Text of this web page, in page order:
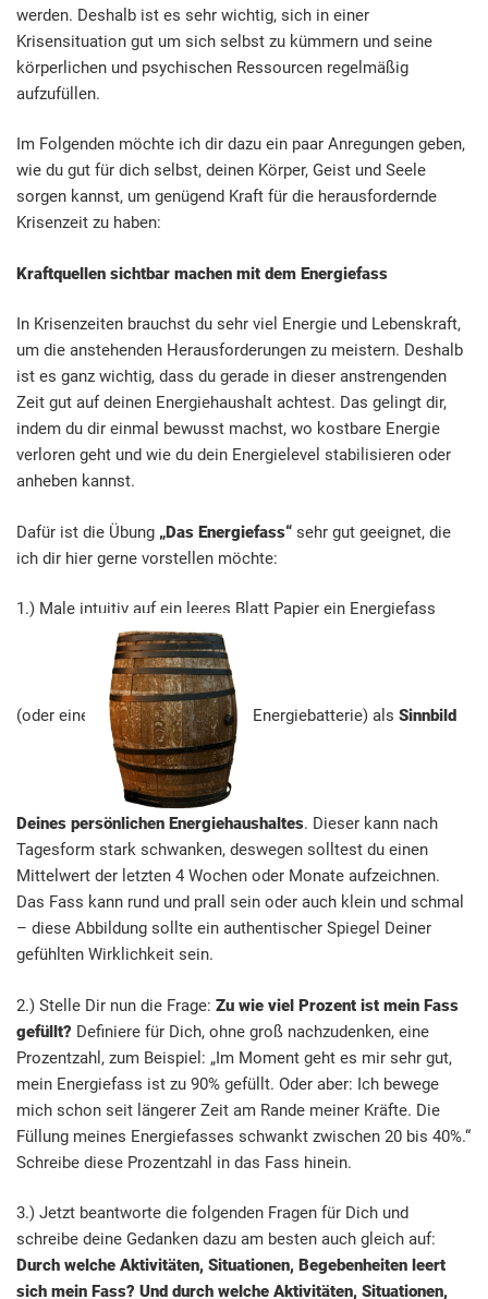
werden. Deshalb ist es sehr wichtig, sich in einer
Krisensituation gut um sich selbst zu kümmern und seine
körperlichen und psychischen Ressourcen regelmäßig
aufzufüllen.
Im Folgenden möchte ich dir dazu ein paar Anregungen geben,
wie du gut für dich selbst, deinen Körper, Geist und Seele
sorgen kannst, um genügend Kraft für die herausfordernde
Krisenzeit zu haben:
Kraftquellen sichtbar machen mit dem Energiefass
In Krisenzeiten brauchst du sehr viel Energie und Lebenskraft,
um die anstehenden Herausforderungen zu meistern. Deshalb
ist es ganz wichtig, dass du gerade in dieser anstrengenden
Zeit gut auf deinen Energiehaushalt achtest. Das gelingt dir,
indem du dir einmal bewusst machst, wo kostbare Energie
verloren geht und wie du dein Energielevel stabilisieren oder
anheben kannst.
Dafür ist die Übung „Das Energiefass“ sehr gut geeignet, die
ich dir hier gerne vorstellen möchte:
1.) Male intuitiv auf ein leeres Blatt Papier ein Energiefass
(oder eine Energiebatterie) als Sinnbild
Deines persönlichen Energiehaushaltes. Dieser kann nach
Tagesform stark schwanken, deswegen solltest du einen
Mittelwert der letzten 4 Wochen oder Monate aufzeichnen.
Das Fass kann rund und prall sein oder auch klein und schmal
– diese Abbildung sollte ein authentischer Spiegel Deiner
gefühlten Wirklichkeit sein.
2.) Stelle Dir nun die Frage: Zu wie viel Prozent ist mein Fass
gefüllt? Definiere für Dich, ohne groß nachzudenken, eine
Prozentzahl, zum Beispiel: „Im Moment geht es mir sehr gut,
mein Energiefass ist zu 90% gefüllt. Oder aber: Ich bewege
mich schon seit längerer Zeit am Rande meiner Kräfte. Die
Füllung meines Energiefasses schwankt zwischen 20 bis 40%.“
Schreibe diese Prozentzahl in das Fass hinein.
3.) Jetzt beantworte die folgenden Fragen für Dich und
schreibe deine Gedanken dazu am besten auch gleich auf:
Durch welche Aktivitäten, Situationen, Begebenheiten leert
sich mein Fass? Und durch welche Aktivitäten, Situationen,